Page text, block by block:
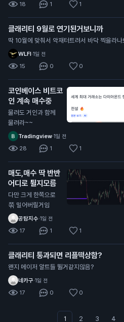
18 1 1
클래리티 9월로 연기된거보니까
딱 10월에 맞춰서 악재터트려서 바닥 찍을라나
WLFI·1일 전
15 0 0
코인베이스 비트코
인 계속 매수중
물려도 거인과 함께
물려라~~
Tradingview·1일 전
28 1 1
매도,매수 딱 반반
어디로 튈지모름
다만 크게 한쪽으로
쭊 밀어버릴거임
공탐지수·1일 전
17 1 1
클래리티 통과되면 리플떡상함?
왠지 메이저 알트들 뛸거같지않음?
네카구·1일 전
17 0 0
1 2 3 4